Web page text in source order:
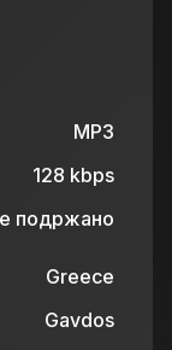
MP3
128 kbps
подржано
Greece
Gavdos